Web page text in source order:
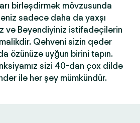
birləşdirmək mövzusunda
sadəcə daha da yaxşı
və Bəyəndiyiniz istifadəçilərin
Qəhvəni sizin qədər
özünüzə uyğun birini tapın.
sizi 40-dan çox dildə
ilə hər şey mümkündür.